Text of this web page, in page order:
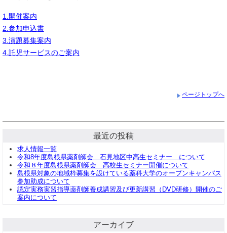
1.開催案内
2.参加申込書
3.演題募集案内
4.託児サービスのご案内
ページトップへ
最近の投稿
求人情報一覧
令和8年度島根県薬剤師会 石見地区中高生セミナー について
令和８年度島根県薬剤師会 高校生セミナー開催について
島根県対象の地域枠募集を設けている薬科大学のオープンキャンパス
参加助成について
認定実務実習指導薬剤師養成講習及び更新講習（DVD研修）開催のご
案内について
アーカイブ